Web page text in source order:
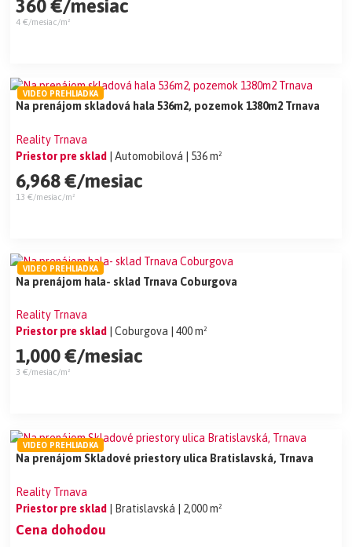
360 €/mesiac
4 €/mesiac/m²
Na prenájom skladová hala 536m2, pozemok 1380m2 Trnava
Reality Trnava
Priestor pre sklad
| Automobilová | 536 m²
6,968 €/mesiac
13 €/mesiac/m²
VIDEO PREHLIADKA
Na prenájom hala- sklad Trnava Coburgova
Reality Trnava
Priestor pre sklad
| Coburgova | 400 m²
1,000 €/mesiac
3 €/mesiac/m²
VIDEO PREHLIADKA
Na prenájom Skladové priestory ulica Bratislavská, Trnava
Reality Trnava
Priestor pre sklad
| Bratislavská | 2,000 m²
Cena dohodou
VIDEO PREHLIADKA